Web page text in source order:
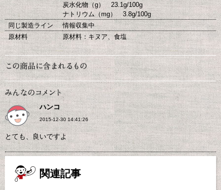
炭水化物（g） 23.1g/100g
ナトリウム（mg） 3.8g/100g
同じ製造ライン
情報収集中
原材料
原材料：キヌア、食塩
ハンコ
2015-12-30 14:41:26
とても、良いですよ
関連記事